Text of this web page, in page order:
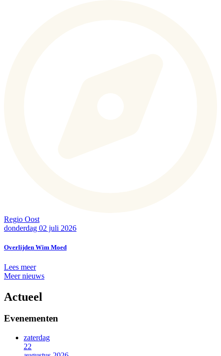
Regio Oost
donderdag 02 juli 2026
Overlijden Wim Moed
Lees meer
Meer nieuws
Actueel
Evenementen
zaterdag
22